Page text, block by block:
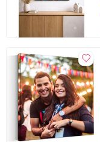
tablo,
tablo,
Kanvas
Kanvas
uygun